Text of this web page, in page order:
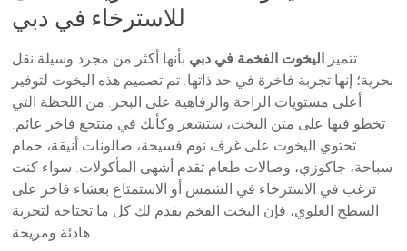
للاسترخاء في دبي
تتميز اليخوت الفخمة في دبي بأنها أكثر من مجرد وسيلة نقل
بحرية؛ إنها تجربة فاخرة في حد ذاتها. تم تصميم هذه اليخوت لتوفير
أعلى مستويات الراحة والرفاهية على البحر. من اللحظة التي
تخطو فيها على متن اليخت، ستشعر وكأنك في منتجع فاخر عائم.
تحتوي اليخوت على غرف نوم فسيحة، صالونات أنيقة، حمام
سباحة، جاكوزي، وصالات طعام تقدم أشهى المأكولات. سواء كنت
ترغب في الاسترخاء في الشمس أو الاستمتاع بعشاء فاخر على
السطح العلوي، فإن اليخت الفخم يقدم لك كل ما تحتاجه لتجربة
هادئة ومريحة.